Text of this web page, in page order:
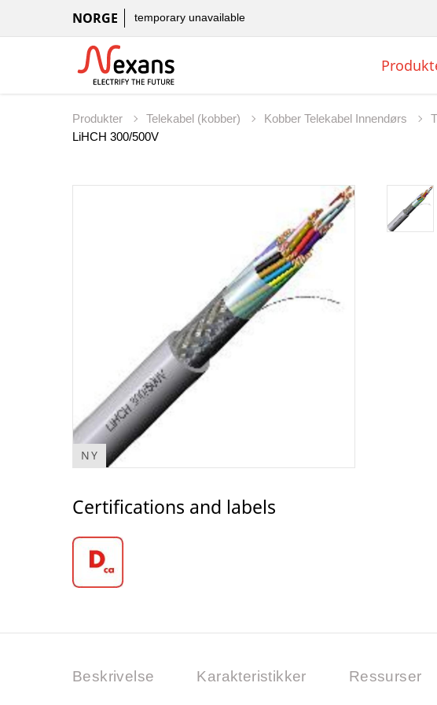
NORGE temporary unavailable
Produkter Telekabel (kobber) Kobber Telekabel Innendørs
LiHCH 300/500V
NY
Certifications and labels
Beskrivelse Karakteristikker Ressurser